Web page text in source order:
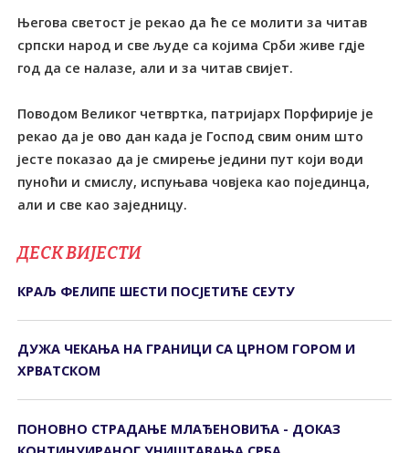
Његова светост је рекао да ће се молити за читав
српски народ и све људе са којима Срби живе гдје
год да се налазе, али и за читав свијет.
Поводом Великог четвртка, патријарх Порфирије је
рекао да је ово дан када је Господ свим оним што
јесте показао да је смирење једини пут који води
пуноћи и смислу, испуњава човјека као појединца,
али и све као заједницу.
ДЕСК ВИЈЕСТИ
КРАЉ ФЕЛИПЕ ШЕСТИ ПОСЈЕТИЋЕ СЕУТУ
ДУЖА ЧЕКАЊА НА ГРАНИЦИ СА ЦРНОМ ГОРОМ И
ХРВАТСКОМ
ПОНОВНО СТРАДАЊЕ МЛАЂЕНОВИЋА - ДОКАЗ